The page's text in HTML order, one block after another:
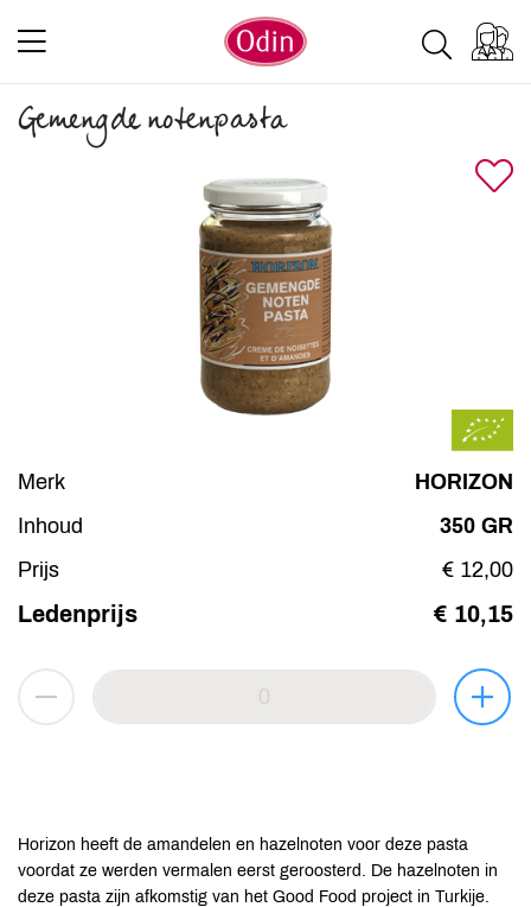
Gemengde notenpasta
Merk
HORIZON
Inhoud
350 GR
Prijs
€ 12,00
Ledenprijs € 10,15
Horizon heeft de amandelen en hazelnoten voor deze pasta
voordat ze werden vermalen eerst geroosterd. De hazelnoten in
deze pasta zijn afkomstig van het Good Food project in Turkije.